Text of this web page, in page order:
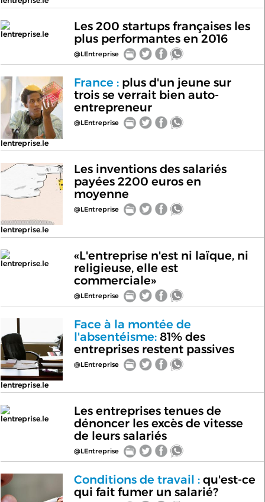
lentreprise.le
Les 200 startups françaises les
plus performantes en 2016
@LEntreprise
lentreprise.le
France :plus d'un jeune sur
trois se verrait bien auto-
entrepreneur
@LEntreprise
lentreprise.le
Les inventions des salariés
payées 2200 euros en
moyenne
@LEntreprise
lentreprise.le
«L'entreprise n'est ni laïque, ni
religieuse, elle est
commerciale»
@LEntreprise
lentreprise.le
Face à la montée de
l'absentéisme:81% des
entreprises restent passives
@LEntreprise
lentreprise.le
Les entreprises tenues de
dénoncer les excès de vitesse
de leurs salariés
@LEntreprise
Conditions de travail :qu'est-ce
qui fait fumer un salarié?